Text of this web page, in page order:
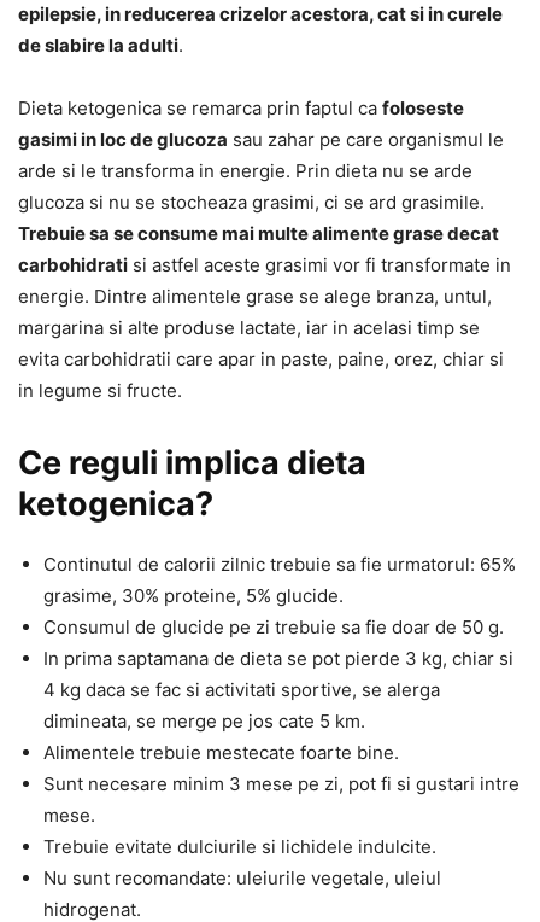
epilepsie, in reducerea crizelor acestora, cat si in curele
de slabire la adulti.
Dieta ketogenica se remarca prin faptul ca foloseste
gasimi in loc de glucoza sau zahar pe care organismul le
arde si le transforma in energie. Prin dieta nu se arde
glucoza si nu se stocheaza grasimi, ci se ard grasimile.
Trebuie sa se consume mai multe alimente grase decat
carbohidrati si astfel aceste grasimi vor fi transformate in
energie. Dintre alimentele grase se alege branza, untul,
margarina si alte produse lactate, iar in acelasi timp se
evita carbohidratii care apar in paste, paine, orez, chiar si
in legume si fructe.
Ce reguli implica dieta
ketogenica?
Continutul de calorii zilnic trebuie sa fie urmatorul: 65%
grasime, 30% proteine, 5% glucide.
Consumul de glucide pe zi trebuie sa fie doar de 50 g.
In prima saptamana de dieta se pot pierde 3 kg, chiar si
4 kg daca se fac si activitati sportive, se alerga
dimineata, se merge pe jos cate 5 km.
Alimentele trebuie mestecate foarte bine.
Sunt necesare minim 3 mese pe zi, pot fi si gustari intre
mese.
Trebuie evitate dulciurile si lichidele indulcite.
Nu sunt recomandate: uleiurile vegetale, uleiul
hidrogenat.